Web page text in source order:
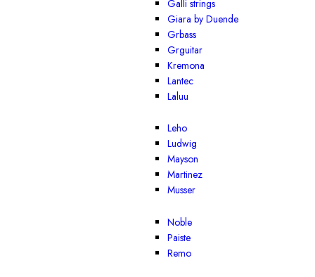
Galli strings
Giara by Duende
Grbass
Grguitar
Kremona
Lantec
Laluu
Leho
Ludwig
Mayson
Martinez
Musser
Noble
Paiste
Remo